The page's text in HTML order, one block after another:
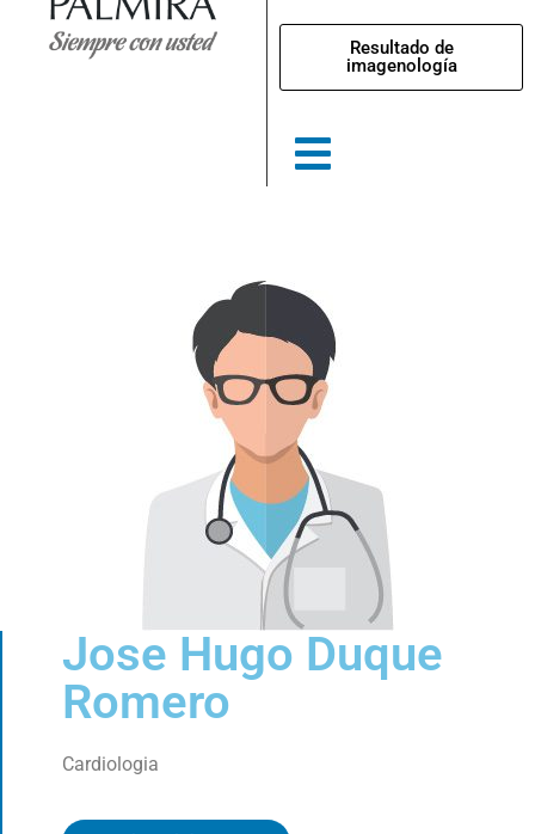
Resultado de
imagenología
Jose Hugo Duque
Romero
Cardiologia